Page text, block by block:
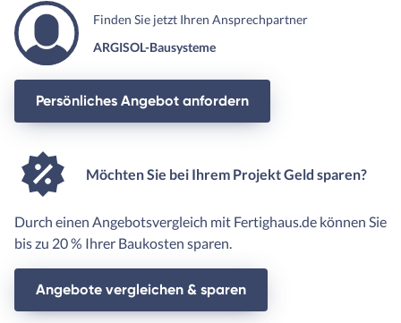
Finden Sie jetzt Ihren Ansprechpartner
ARGISOL-Bausysteme
Persönliches Angebot anfordern
Möchten Sie bei Ihrem Projekt Geld sparen?
Durch einen Angebotsvergleich mit Fertighaus.de können Sie
bis zu 20 % Ihrer Baukosten sparen.
Angebote vergleichen & sparen